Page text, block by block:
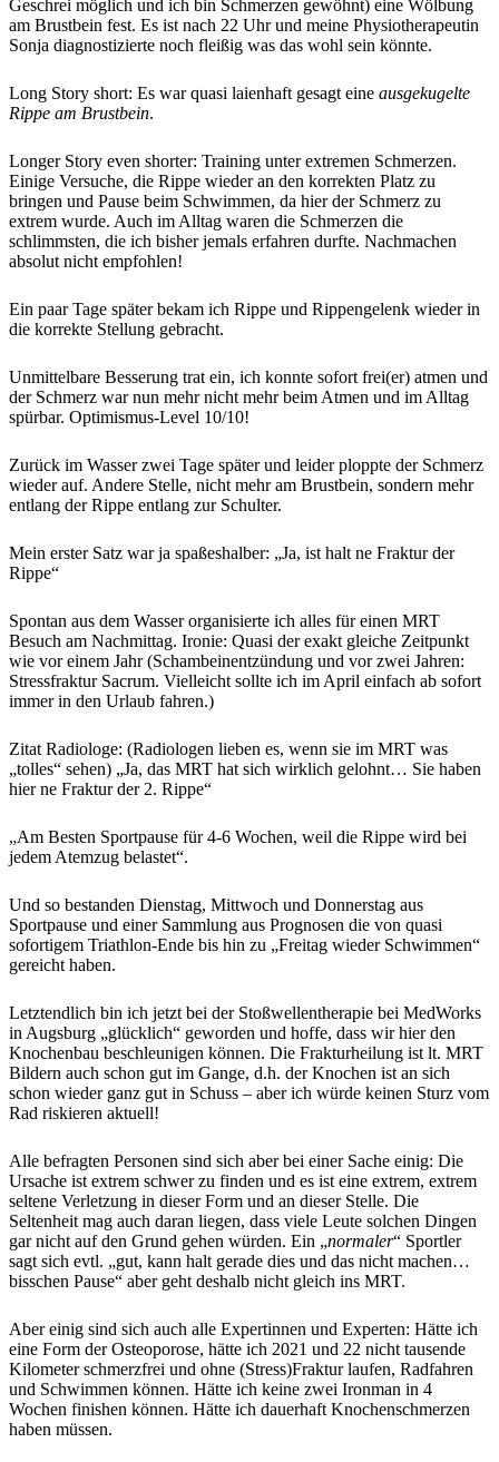
Geschrei möglich und ich bin Schmerzen gewöhnt) eine Wölbung
am Brustbein fest. Es ist nach 22 Uhr und meine Physiotherapeutin
Sonja diagnostizierte noch fleißig was das wohl sein könnte.
Long Story short: Es war quasi laienhaft gesagt eine ausgekugelte
Rippe am Brustbein.
Longer Story even shorter: Training unter extremen Schmerzen.
Einige Versuche, die Rippe wieder an den korrekten Platz zu
bringen und Pause beim Schwimmen, da hier der Schmerz zu
extrem wurde. Auch im Alltag waren die Schmerzen die
schlimmsten, die ich bisher jemals erfahren durfte. Nachmachen
absolut nicht empfohlen!
Ein paar Tage später bekam ich Rippe und Rippengelenk wieder in
die korrekte Stellung gebracht.
Unmittelbare Besserung trat ein, ich konnte sofort frei(er) atmen und
der Schmerz war nun mehr nicht mehr beim Atmen und im Alltag
spürbar. Optimismus-Level 10/10!
Zurück im Wasser zwei Tage später und leider ploppte der Schmerz
wieder auf. Andere Stelle, nicht mehr am Brustbein, sondern mehr
entlang der Rippe entlang zur Schulter.
Mein erster Satz war ja spaßeshalber: „Ja, ist halt ne Fraktur der
Rippe“
Spontan aus dem Wasser organisierte ich alles für einen MRT
Besuch am Nachmittag. Ironie: Quasi der exakt gleiche Zeitpunkt
wie vor einem Jahr (Schambeinentzündung und vor zwei Jahren:
Stressfraktur Sacrum. Vielleicht sollte ich im April einfach ab sofort
immer in den Urlaub fahren.)
Zitat Radiologe: (Radiologen lieben es, wenn sie im MRT was
„tolles“ sehen) „Ja, das MRT hat sich wirklich gelohnt… Sie haben
hier ne Fraktur der 2. Rippe“
„Am Besten Sportpause für 4-6 Wochen, weil die Rippe wird bei
jedem Atemzug belastet“.
Und so bestanden Dienstag, Mittwoch und Donnerstag aus
Sportpause und einer Sammlung aus Prognosen die von quasi
sofortigem Triathlon-Ende bis hin zu „Freitag wieder Schwimmen“
gereicht haben.
Letztendlich bin ich jetzt bei der Stoßwellentherapie bei MedWorks
in Augsburg „glücklich“ geworden und hoffe, dass wir hier den
Knochenbau beschleunigen können. Die Frakturheilung ist lt. MRT
Bildern auch schon gut im Gange, d.h. der Knochen ist an sich
schon wieder ganz gut in Schuss – aber ich würde keinen Sturz vom
Rad riskieren aktuell!
Alle befragten Personen sind sich aber bei einer Sache einig: Die
Ursache ist extrem schwer zu finden und es ist eine extrem, extrem
seltene Verletzung in dieser Form und an dieser Stelle. Die
Seltenheit mag auch daran liegen, dass viele Leute solchen Dingen
gar nicht auf den Grund gehen würden. Ein „normaler“ Sportler
sagt sich evtl. „gut, kann halt gerade dies und das nicht machen…
bisschen Pause“ aber geht deshalb nicht gleich ins MRT.
Aber einig sind sich auch alle Expertinnen und Experten: Hätte ich
eine Form der Osteoporose, hätte ich 2021 und 22 nicht tausende
Kilometer schmerzfrei und ohne (Stress)Fraktur laufen, Radfahren
und Schwimmen können. Hätte ich keine zwei Ironman in 4
Wochen finishen können. Hätte ich dauerhaft Knochenschmerzen
haben müssen.